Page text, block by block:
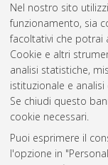
Nel nostro sito
funzionamento, sia
facoltativi che potrai
Cookie e altri
analisi statistiche,
istituzionale e
Se chiudi questo
cookie necessari.
Puoi esprimere il
l'opzione in
Atom
Rss 1.0